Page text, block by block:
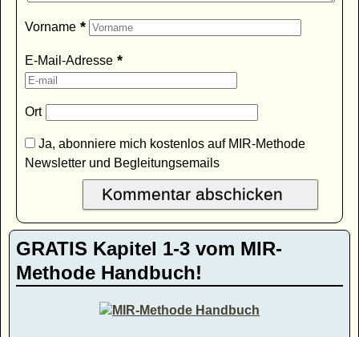
Vorname *
E-Mail-Adresse *
Ort
Ja, abonniere mich kostenlos auf MIR-Methode
Newsletter und Begleitungsemails
GRATIS Kapitel 1-3 vom MIR-
Methode Handbuch!